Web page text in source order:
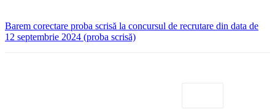
Barem corectare proba scrisă la concursul de recrutare din data de
12 septembrie 2024 (proba scrisă)